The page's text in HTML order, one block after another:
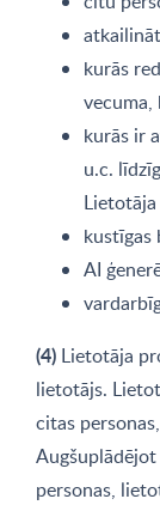
kurās
kurās ir
u.c.
Lietotāja
kustīgas
AI
(4) Lietotāja
lietotājs.
citas
personas,